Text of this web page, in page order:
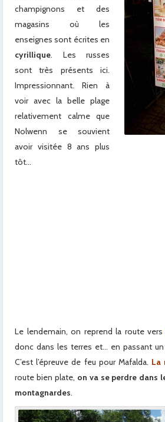
champignons et des
magasins où les
enseignes sont écrites en
cyrillique. Les russes
sont très présents ici.
Impressionnant. Rien à
voir avec la belle plage
relativement calme que
Nolwenn se souvient
avoir visitée 8 ans plus
tôt…
Le lendemain, on reprend la route vers
donc dans les terres et… en passant
C’est l’épreuve de feu pour Mafalda. La
route bien plate, on va se perdre dans
montagnardes.